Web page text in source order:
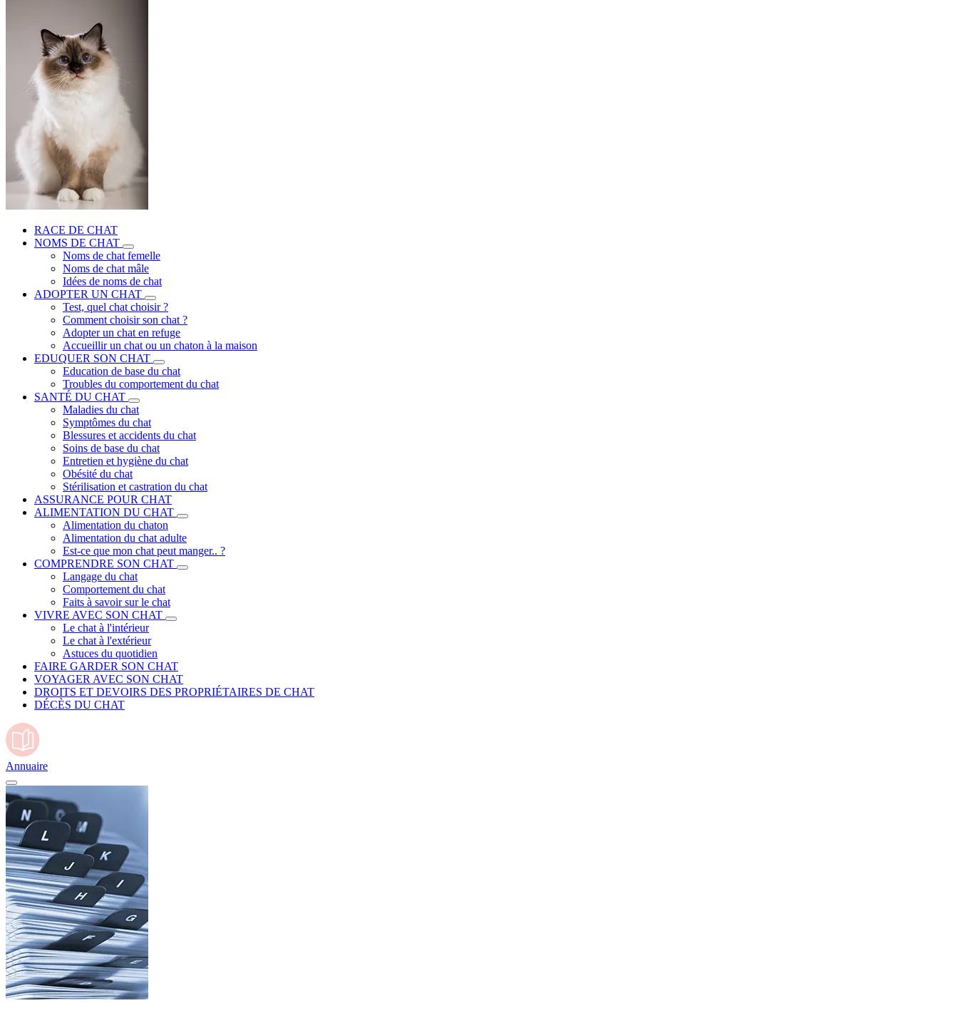
RACE DE CHAT
NOMS DE CHAT
Noms de chat femelle
Noms de chat mâle
Idées de noms de chat
ADOPTER UN CHAT
Test, quel chat choisir ?
Comment choisir son chat ?
Adopter un chat en refuge
Accueillir un chat ou un chaton à la maison
EDUQUER SON CHAT
Education de base du chat
Troubles du comportement du chat
SANTÉ DU CHAT
Maladies du chat
Symptômes du chat
Blessures et accidents du chat
Soins de base du chat
Entretien et hygiène du chat
Obésité du chat
Stérilisation et castration du chat
ASSURANCE POUR CHAT
ALIMENTATION DU CHAT
Alimentation du chaton
Alimentation du chat adulte
Est-ce que mon chat peut manger.. ?
COMPRENDRE SON CHAT
Langage du chat
Comportement du chat
Faits à savoir sur le chat
VIVRE AVEC SON CHAT
Le chat à l'intérieur
Le chat à l'extérieur
Astuces du quotidien
FAIRE GARDER SON CHAT
VOYAGER AVEC SON CHAT
DROITS ET DEVOIRS DES PROPRIÉTAIRES DE CHAT
DÉCÈS DU CHAT
Annuaire